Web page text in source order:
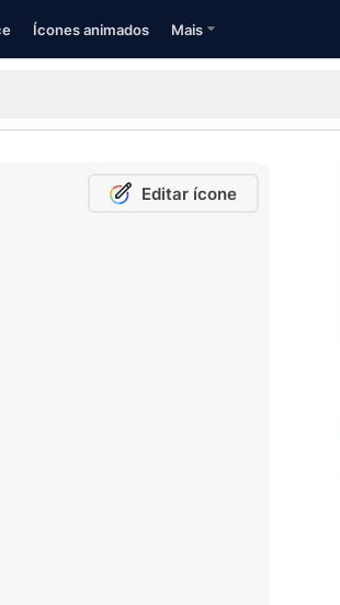
Ícones animados Mais
Editar ícone